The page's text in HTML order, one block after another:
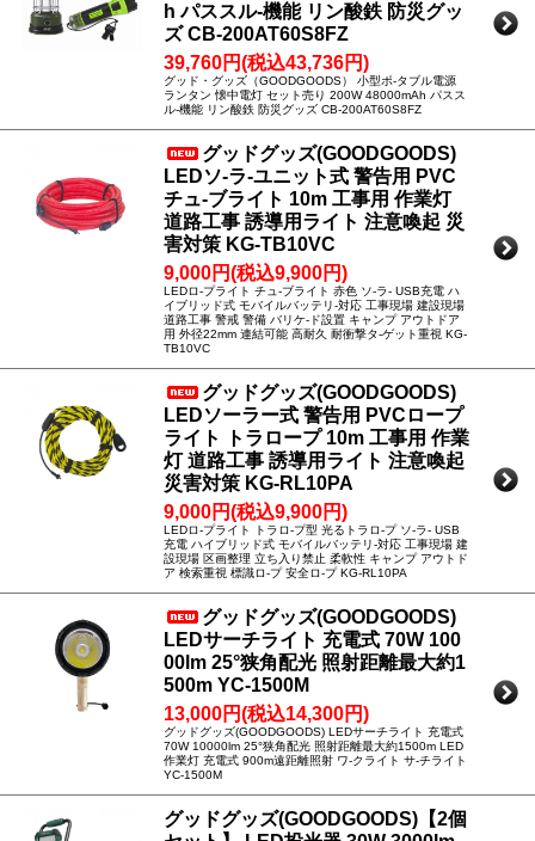
h パススル-機能 リン酸鉄 防災グッ
ズ CB-200AT60S8FZ
39,760円(税込43,736円)
グッド・グッズ（GOODGOODS） 小型ポ-タブル電源
ランタン 懐中電灯 セット売り 200W 48000mAh パスス
ル-機能 リン酸鉄 防災グッズ CB-200AT60S8FZ
グッドグッズ(GOODGOODS)
LEDソ-ラ-ユニット式 警告用 PVC
チュ-ブライト 10m 工事用 作業灯
道路工事 誘導用ライト 注意喚起 災
害対策 KG-TB10VC
9,000円(税込9,900円)
LEDロ-プライト チュ-ブライト 赤色 ソ-ラ- USB充電 ハ
イブリッド式 モバイルバッテリ-対応 工事現場 建設現場
道路工事 警戒 警備 バリケ-ド設置 キャンプ アウトドア
用 外径22mm 連結可能 高耐久 耐衝撃タ-ゲット重視 KG-
TB10VC
グッドグッズ(GOODGOODS)
LEDソーラー式 警告用 PVCロープ
ライト トラロープ 10m 工事用 作業
灯 道路工事 誘導用ライト 注意喚起
災害対策 KG-RL10PA
9,000円(税込9,900円)
LEDロ-プライト トラロ-プ型 光るトラロ-プ ソ-ラ- USB
充電 ハイブリッド式 モバイルバッテリ-対応 工事現場 建
設現場 区画整理 立ち入り禁止 柔軟性 キャンプ アウトド
ア 検索重視 標識ロ-プ 安全ロ-プ KG-RL10PA
グッドグッズ(GOODGOODS)
LEDサーチライト 充電式 70W 100
00lm 25°狭角配光 照射距離最大約1
500m YC-1500M
13,000円(税込14,300円)
グッドグッズ(GOODGOODS) LEDサーチライト 充電式
70W 10000lm 25°狭角配光 照射距離最大約1500m LED
作業灯 充電式 900m遠距離照射 ワ-クライト サ-チライト
YC-1500M
グッドグッズ(GOODGOODS)【2個